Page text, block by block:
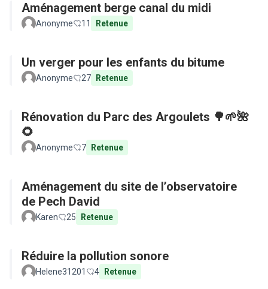
Aménagement berge canal du midi
Anonyme 11 Retenue
Un verger pour les enfants du bitume
Anonyme 27 Retenue
Rénovation du Parc des Argoulets 🌳🌱🌺
🌻
Anonyme 7 Retenue
Aménagement du site de l’observatoire
de Pech David
Karen 25 Retenue
Réduire la pollution sonore
Helene31201 4 Retenue